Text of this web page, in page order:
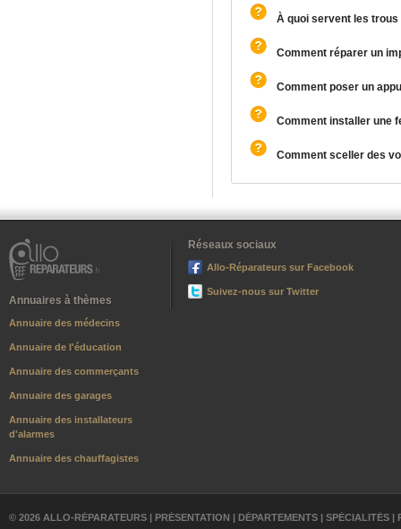
À quoi servent les
Comment réparer un
Comment poser un
Comment installer une
Comment sceller des
Annuaires à thèmes
Annuaire des médecins
Annuaire de l'éducation
Annuaire des commerçants
Annuaire des garages
Annuaire des installateurs
d'alarmes
Annuaire des chauffagistes
Réseaux sociaux
Allo-Réparateurs sur Facebook
Suivez-nous sur Twitter
© 2026 ALLO-RÉPARATEURS | PRÉSENTATION | DÉPARTEMENTS | SPÉCIALITÉS |